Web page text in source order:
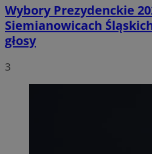
Wybory Prezydenckie
Siemianowicach
głosy
3